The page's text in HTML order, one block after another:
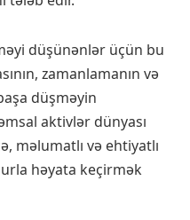
düşünənlər üçün bu
zamanlamanın və
düşməyin
aktivlər dünyası
məlumatlı və ehtiyatlı
həyata keçirmək